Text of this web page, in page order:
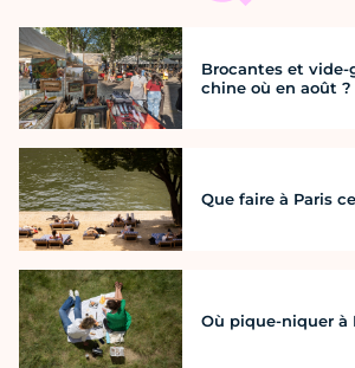
Brocantes et vide-
chine où en août ?
Que faire à Paris
Où pique-niquer à